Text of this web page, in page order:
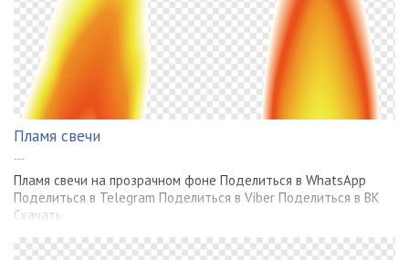
Пламя свечи
---
Пламя свечи на прозрачном фоне Поделиться в WhatsApp
Поделиться в Telegram Поделиться в Viber Поделиться в ВК
Скачать